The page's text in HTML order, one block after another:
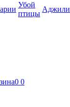
Убой
птицы
0 0